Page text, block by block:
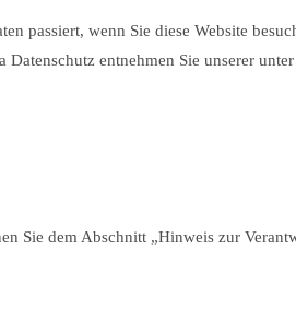
passiert, wenn Sie diese Website
entnehmen Sie unserer
Sie dem Abschnitt „Hinweis zur